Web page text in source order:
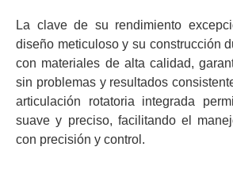
La clave de su rendimiento
diseño meticuloso y su construcción
con materiales de alta calidad,
sin problemas y resultados
articulación rotatoria integrada
suave y preciso, facilitando el
con precisión y control.